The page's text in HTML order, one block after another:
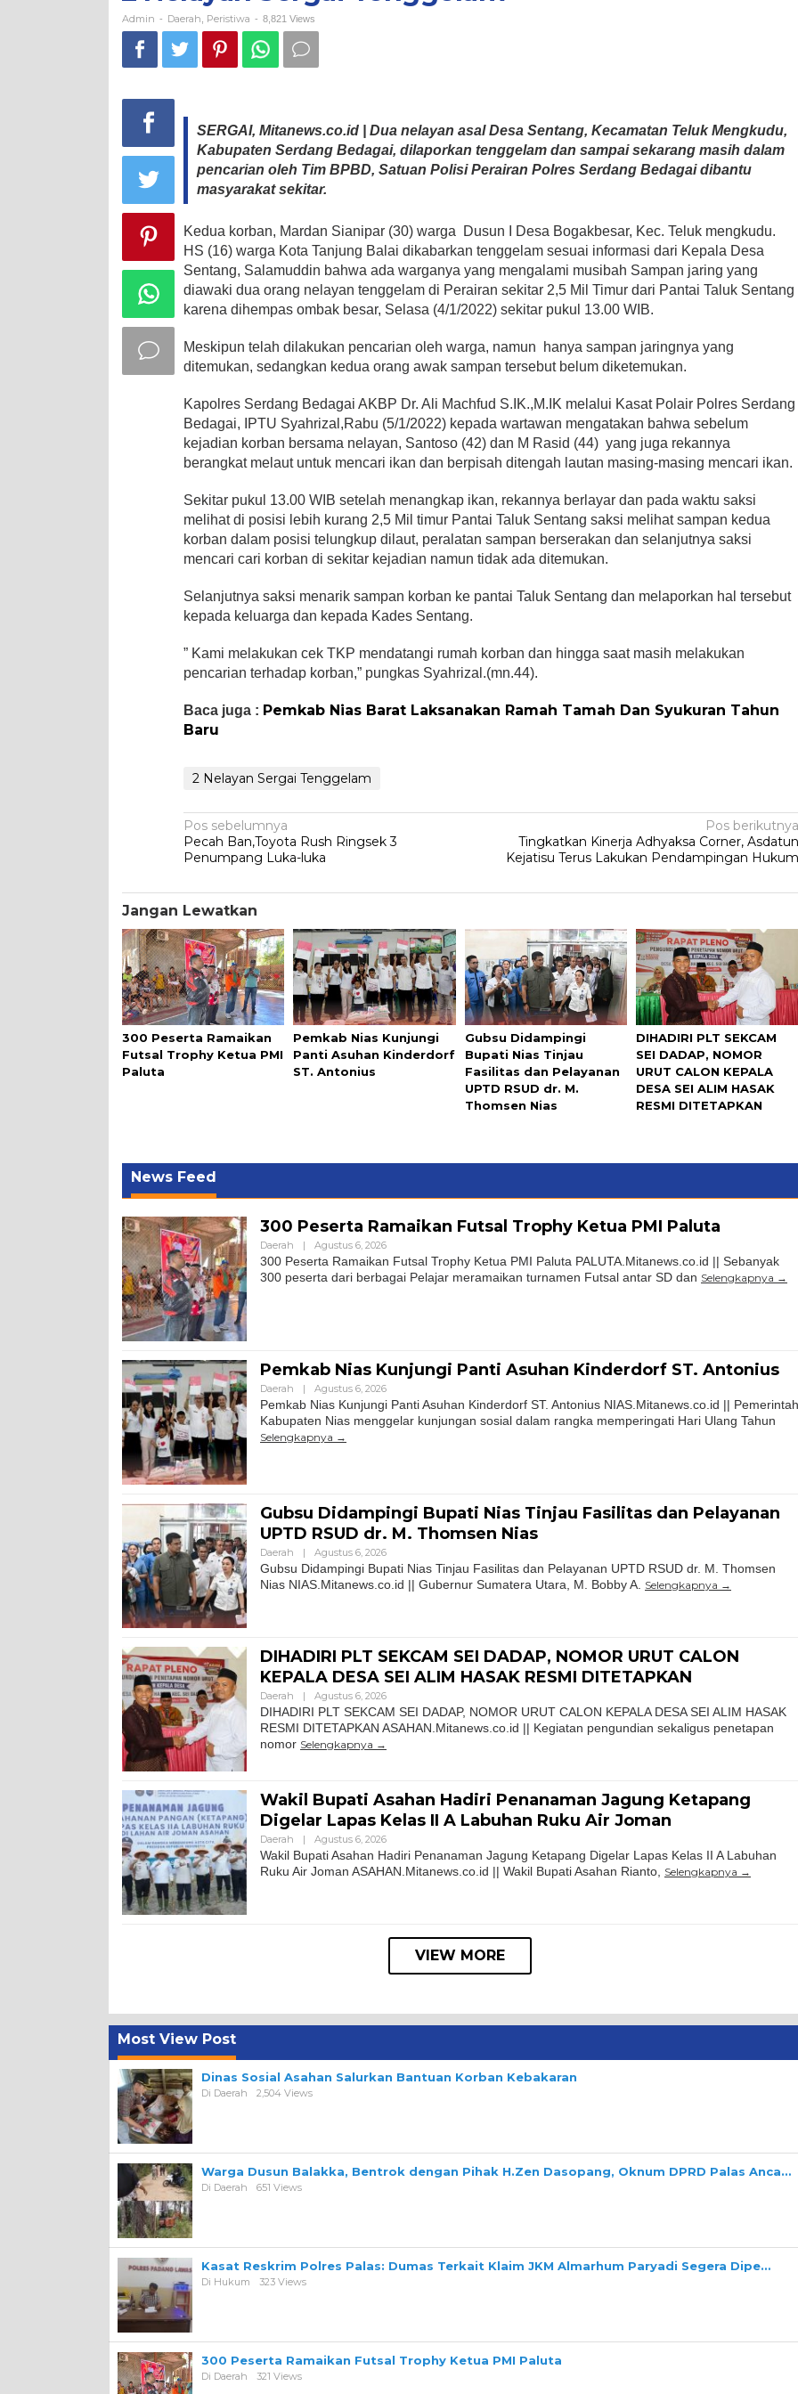
Admin - Daerah Peristiwa - 8,821 Views
SERGAI, Mitanews.co.id | Dua nelayan asal Desa Sentang, Kecamatan Teluk Mengkudu,
Kabupaten Serdang Bedagai, dilaporkan tenggelam dan sampai sekarang masih dalam
pencarian oleh Tim BPBD, Satuan Polisi Perairan Polres Serdang Bedagai dibantu
masyarakat sekitar.
Kedua korban, Mardan Sianipar (30) warga Dusun I Desa Bogakbesar, Kec. Teluk mengkudu.
HS (16) warga Kota Tanjung Balai dikabarkan tenggelam sesuai informasi dari Kepala Desa
Sentang, Salamuddin bahwa ada warganya yang mengalami musibah Sampan jaring yang
diawaki dua orang nelayan tenggelam di Perairan sekitar 2,5 Mil Timur dari Pantai Taluk Sentang
karena dihempas ombak besar, Selasa (4/1/2022) sekitar pukul 13.00 WIB.
Meskipun telah dilakukan pencarian oleh warga, namun hanya sampan jaringnya yang
ditemukan, sedangkan kedua orang awak sampan tersebut belum diketemukan.
Kapolres Serdang Bedagai AKBP Dr. Ali Machfud S.IK.,M.IK melalui Kasat Polair Polres Serdang
Bedagai, IPTU Syahrizal,Rabu (5/1/2022) kepada wartawan mengatakan bahwa sebelum
kejadian korban bersama nelayan, Santoso (42) dan M Rasid (44) yang juga rekannya
berangkat melaut untuk mencari ikan dan berpisah ditengah lautan masing-masing mencari ikan.
Sekitar pukul 13.00 WIB setelah menangkap ikan, rekannya berlayar dan pada waktu saksi
melihat di posisi lebih kurang 2,5 Mil timur Pantai Taluk Sentang saksi melihat sampan kedua
korban dalam posisi telungkup dilaut, peralatan sampan berserakan dan selanjutnya saksi
mencari cari korban di sekitar kejadian namun tidak ada ditemukan.
Selanjutnya saksi menarik sampan korban ke pantai Taluk Sentang dan melaporkan hal tersebut
kepada keluarga dan kepada Kades Sentang.
” Kami melakukan cek TKP mendatangi rumah korban dan hingga saat masih melakukan
pencarian terhadap korban,” pungkas Syahrizal.(mn.44).
Baca juga : Pemkab Nias Barat Laksanakan Ramah Tamah Dan Syukuran Tahun
Baru
2 Nelayan Sergai Tenggelam
Navigasi
pos
Pos sebelumnya
Pecah Ban,Toyota Rush Ringsek 3
Penumpang Luka-luka
Pos berikutnya
Tingkatkan Kinerja Adhyaksa Corner, Asdatun
Kejatisu Terus Lakukan Pendampingan Hukum
Jangan Lewatkan
300 Peserta Ramaikan
Futsal Trophy Ketua PMI
Paluta
Pemkab Nias Kunjungi
Panti Asuhan Kinderdorf
ST. Antonius
Gubsu Didampingi
Bupati Nias Tinjau
Fasilitas dan Pelayanan
UPTD RSUD dr. M.
Thomsen Nias
DIHADIRI PLT SEKCAM
SEI DADAP, NOMOR
URUT CALON KEPALA
DESA SEI ALIM HASAK
RESMI DITETAPKAN
News Feed
300 Peserta Ramaikan Futsal Trophy Ketua PMI Paluta
Daerah | Agustus 6, 2026
300 Peserta Ramaikan Futsal Trophy Ketua PMI Paluta PALUTA.Mitanews.co.id || Sebanyak
300 peserta dari berbagai Pelajar meramaikan turnamen Futsal antar SD dan Selengkapnya
Pemkab Nias Kunjungi Panti Asuhan Kinderdorf ST. Antonius
Daerah | Agustus 6, 2026
Pemkab Nias Kunjungi Panti Asuhan Kinderdorf ST. Antonius NIAS.Mitanews.co.id || Pemerintah
Kabupaten Nias menggelar kunjungan sosial dalam rangka memperingati Hari Ulang Tahun
Selengkapnya
Gubsu Didampingi Bupati Nias Tinjau Fasilitas dan Pelayanan
UPTD RSUD dr. M. Thomsen Nias
Daerah | Agustus 6, 2026
Gubsu Didampingi Bupati Nias Tinjau Fasilitas dan Pelayanan UPTD RSUD dr. M. Thomsen
Nias NIAS.Mitanews.co.id || Gubernur Sumatera Utara, M. Bobby A. Selengkapnya
DIHADIRI PLT SEKCAM SEI DADAP, NOMOR URUT CALON
KEPALA DESA SEI ALIM HASAK RESMI DITETAPKAN
Daerah | Agustus 6, 2026
DIHADIRI PLT SEKCAM SEI DADAP, NOMOR URUT CALON KEPALA DESA SEI ALIM HASAK
RESMI DITETAPKAN ASAHAN.Mitanews.co.id || Kegiatan pengundian sekaligus penetapan
nomor Selengkapnya
Wakil Bupati Asahan Hadiri Penanaman Jagung Ketapang
Digelar Lapas Kelas II A Labuhan Ruku Air Joman
Daerah | Agustus 6, 2026
Wakil Bupati Asahan Hadiri Penanaman Jagung Ketapang Digelar Lapas Kelas II A Labuhan
Ruku Air Joman ASAHAN.Mitanews.co.id || Wakil Bupati Asahan Rianto, Selengkapnya
VIEW MORE
Most View Post
Dinas Sosial Asahan Salurkan Bantuan Korban Kebakaran
Di Daerah 2,504 Views
Warga Dusun Balakka, Bentrok dengan Pihak H.Zen Dasopang, Oknum DPRD Palas Anca…
Di Daerah 651 Views
Kasat Reskrim Polres Palas: Dumas Terkait Klaim JKM Almarhum Paryadi Segera Dipe…
Di Hukum 323 Views
300 Peserta Ramaikan Futsal Trophy Ketua PMI Paluta
Di Daerah 321 Views